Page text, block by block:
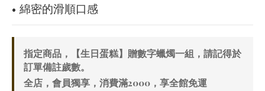
• 綿密的滑順口感
指定商品，【生日蛋糕】贈數字蠟燭一組，請記得於
訂單備註歲數。
全店，會員獨享，消費滿2000，享全館免運